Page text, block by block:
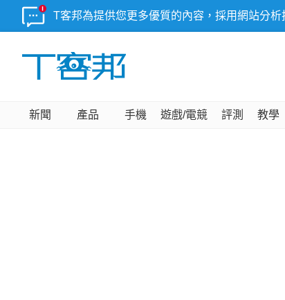
T客邦為提供您更多優質的內容，採用網站分
新聞 產品 手機 遊戲/電競 評測 教學